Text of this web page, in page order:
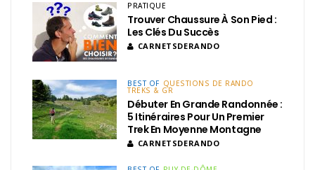
PRATIQUE
Trouver Chaussure À Son Pied :
Les Clés Du Succès
CARNETSDERANDO
BEST OF QUESTIONS DE RANDO
TREKS & GR
Débuter En Grande Randonnée :
5 Itinéraires Pour Un Premier
Trek En Moyenne Montagne
CARNETSDERANDO